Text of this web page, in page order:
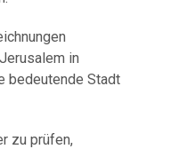
in
bedeutende Stadt
zu prüfen,